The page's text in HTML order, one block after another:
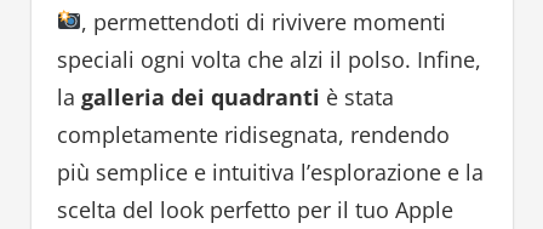
, permettendoti di rivivere momenti
speciali ogni volta che alzi il polso. Infine,
la galleria dei quadranti è stata
completamente ridisegnata, rendendo
più semplice e intuitiva l’esplorazione e la
scelta del look perfetto per il tuo Apple